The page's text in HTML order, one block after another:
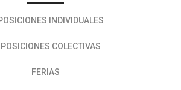
INDIVIDUALES
COLECTIVAS
FERIAS